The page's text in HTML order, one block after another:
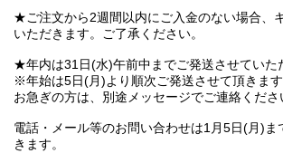
★ご注文から2週間以内にご入金のない場合、
いただきます。ご了承ください。
★年内は31日(水)午前中までご発送させていた
※年始は5日(月)より順次ご発送させて頂きます
お急ぎの方は、別途メッセージでご連絡くださ
電話・メール等のお問い合わせは1月5日(月)ま
きます。